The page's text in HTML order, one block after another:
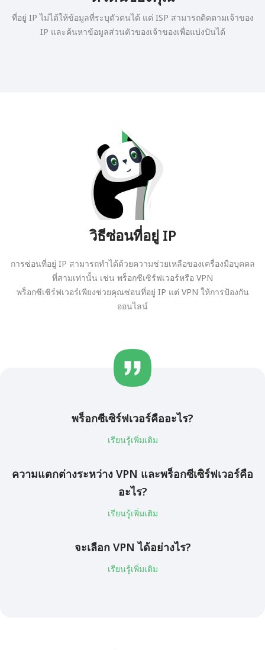
ที่อยู่ IP ไม่ได้ให้ข้อมูลที่ระบุตัวตนได้ แต่ ISP สามารถติดตามเจ้าของ
IP และค้นหาข้อมูลส่วนตัวของเจ้าของเพื่อแบ่งปันได้
วิธีซ่อนที่อยู่ IP
การซ่อนที่อยู่ IP สามารถทำได้ด้วยความช่วยเหลือของเครื่องมือบุคคล
ที่สามเท่านั้น เช่น พร็อกซีเซิร์ฟเวอร์หรือ VPN
พร็อกซีเซิร์ฟเวอร์เพียงช่วยคุณซ่อนที่อยู่ IP แต่ VPN ให้การป้องกัน
ออนไลน์
พร็อกซีเซิร์ฟเวอร์คืออะไร?
เรียนรู้เพิ่มเติม
ความแตกต่างระหว่าง VPN และพร็อกซีเซิร์ฟเวอร์คือ
อะไร?
เรียนรู้เพิ่มเติม
จะเลือก VPN ได้อย่างไร?
เรียนรู้เพิ่มเติม